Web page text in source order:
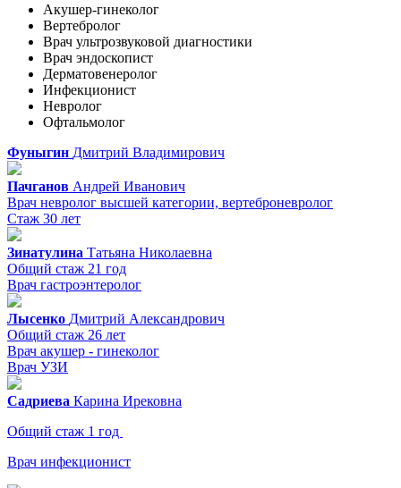
Акушер-гинеколог
Вертебролог
Врач ультрозвуковой диагностики
Врач эндоскопист
Дерматовенеролог
Инфекционист
Невролог
Офтальмолог
Фуныгин Дмитрий Владимирович
Пачганов Андрей Иванович
Врач невролог высшей категории, вертеброневролог
Стаж 30 лет
Зинатулина Татьяна Николаевна
Общий стаж 21 год
Врач гастроэнтеролог
Лысенко Дмитрий Александрович
Общий стаж 26 лет
Врач акушер - гинеколог
Врач УЗИ
Садриева Карина Ирековна
Общий стаж 1 год
Врач инфекционист